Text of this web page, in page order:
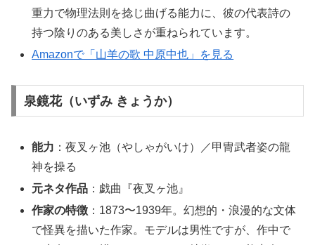
重力で物理法則を捻じ曲げる能力に、彼の代表詩の
持つ陰りのある美しさが重ねられています。
Amazonで「山羊の歌 中原中也」を見る
泉鏡花（いずみ きょうか）
能力 ：夜叉ヶ池（やしゃがいけ）／甲冑武者姿の龍
神を操る
元ネタ作品 ：戯曲『夜叉ヶ池』
作家の特徴 ：1873〜1939年。幻想的・浪漫的な文体
で怪異を描いた作家。モデルは男性ですが、作中で